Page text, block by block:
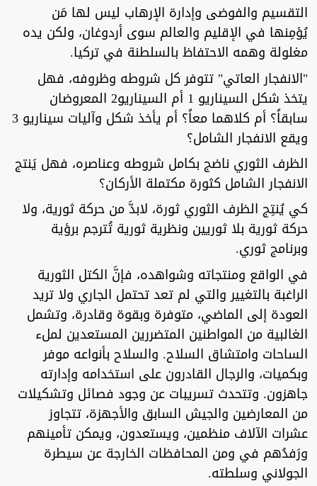
التقسيم والفوضى وإدارة الإرهاب ليس لها مَن
يُؤمِنها في الإقليم والعالم سوى أردوغان، ولكن يده
مغلولة وهمه الاحتفاظ بالسلطنة في تركيا.
"الانفجار العاتي" تتوفر كل شروطه وظروفه، فهل
يتخذ شكل السيناريو 1 أم السيناريو2 المعروضان
سابقاً؟ أم كلاهما معاً؟ أم يأخذ شكل وآليات سيناريو 3
ويقع الانفجار الشامل؟
الظرف الثوري ناضج بكامل شروطه وعناصره، فهل يَنتج
الانفجار الشامل كثورة مكتملة الأركان؟
كي يُنتِج الظرف الثوري ثورة، لابدَّ من حركة ثورية، ولا
حركة ثورية بلا ثوريين ونظرية ثورية تُترجم برؤية
وبرنامج ثوري.
في الواقع ومنتجاته وشواهده، فإنَّ الكتل الثورية
الراغبة بالتغيير والتي لم تعد تحتمل الجاري ولا تريد
العودة إلى الماضي، متوفرة وبقوة وقادرة، وتشمل
الغالبية من المواطنين المتضررين المستعدين لملء
الساحات وامتشاق السلاح. والسلاح بأنواعه موفر
وبكميات، والرجال القادرون على استخدامه وإدارته
جاهزون. وتتحدث تسريبات عن وجود فصائل وتشكيلات
من المعارضين والجيش السابق والأجهزة، تتجاوز
عشرات الآلاف منظمين، ويستعدون، ويمكن تأمينهم
ورَفدُهم في ومن المحافظات الخارجة عن سيطرة
الجولاني وسلطته.